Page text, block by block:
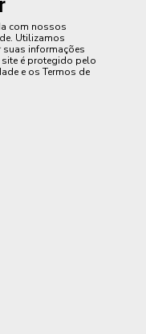
com nossos
Utilizamos
informações
é protegido pelo
e os Termos de